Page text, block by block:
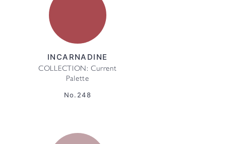
INCARNADINE
COLLECTION: Current
Palette
No.248